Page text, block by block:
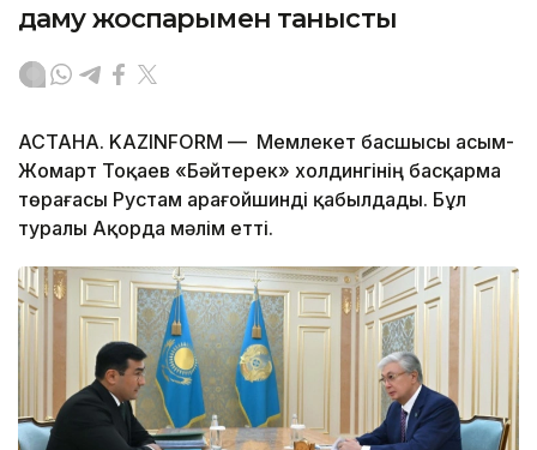
даму жоспарымен танысты
АСТАНА. KAZINFORM — Мемлекет басшысы Қасым-
Жомарт Тоқаев «Бәйтерек» холдингінің басқарма
төрағасы Рустам Қарағойшинді қабылдады. Бұл
туралы Ақорда мәлім етті.